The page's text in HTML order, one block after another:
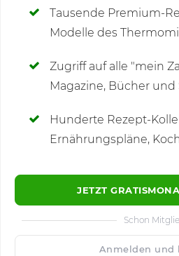
Tausende Premium-
Modelle des
Zugriff auf alle "mein
Magazine, Bücher
Hunderte Rezept-
Ernährungspläne,
JETZT
Schon
Anmelden und
Kommentare(2)
🙂